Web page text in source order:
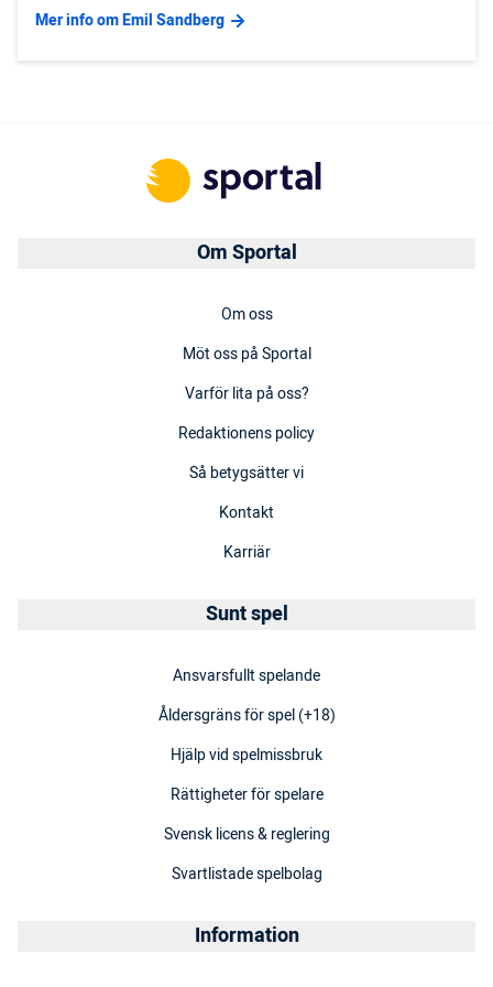
Mer info om Emil Sandberg
Om Sportal
Om oss
Möt oss på Sportal
Varför lita på oss?
Redaktionens policy
Så betygsätter vi
Kontakt
Karriär
Sunt spel
Ansvarsfullt spelande
Åldersgräns för spel (+18)
Hjälp vid spelmissbruk
Rättigheter för spelare
Svensk licens & reglering
Svartlistade spelbolag
Information